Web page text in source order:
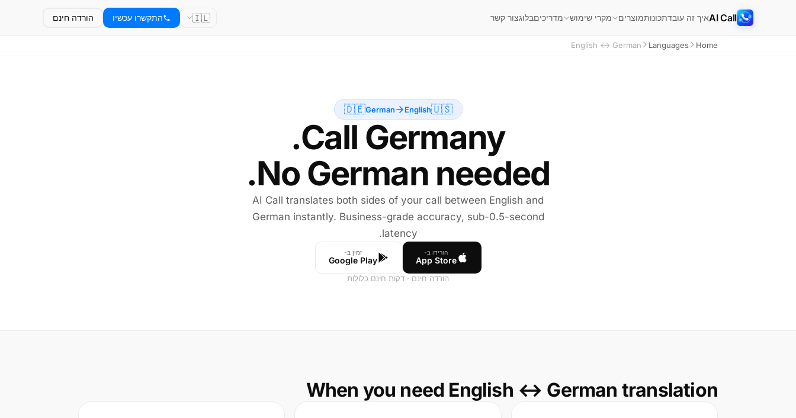
AI Callאיך זה עובדתכונותמוצרים מקרי שימוש מדריכיםבלוגצור קשר 🇮🇱 התקשרו עכשיו הורדה חינם
Home
Languages
English ↔ German
🇺🇸
English
German
🇩🇪
No German needed.
AI Call translates both sides of your call between English and
German instantly. Business-grade accuracy, sub-0.5-second
latency.
הורידו ב-
App Store
זמין ב-
Google Play
הורדה חינם · דקות חינם כלולות
When you need English ↔ German translation